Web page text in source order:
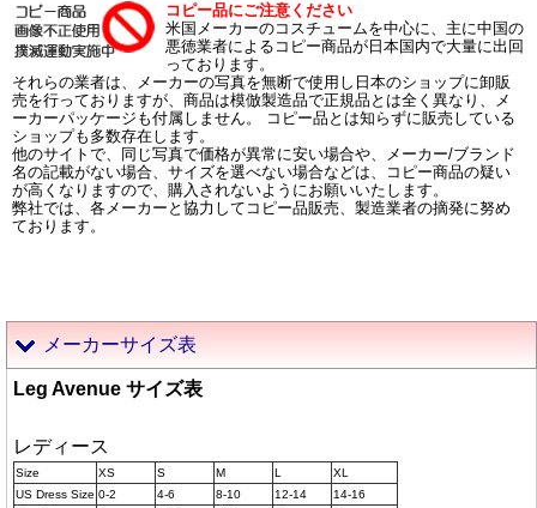
コピー品にご注意ください
米国メーカーのコスチュームを中心に、主に中国の
悪徳業者によるコピー商品が日本国内で大量に出回
っております。
それらの業者は、メーカーの写真を無断で使用し日本のショップに卸販
売を行っておりますが、商品は模倣製造品で正規品とは全く異なり、メ
ーカーパッケージも付属しません。 コピー品とは知らずに販売している
ショップも多数存在します。
他のサイトで、同じ写真で価格が異常に安い場合や、メーカー/ブランド
名の記載がない場合、サイズを選べない場合などは、コピー商品の疑い
が高くなりますので、購入されないようにお願いいたします。
弊社では、各メーカーと協力してコピー品販売、製造業者の摘発に努め
ております。
メーカーサイズ表
Leg Avenue サイズ表
レディース
Size XS S M L
XL
US Dress Size 0-2 4-6 8-10 12-14
14-16